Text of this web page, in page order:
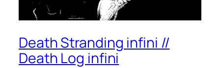
Death Stranding infini //
Death Log infini